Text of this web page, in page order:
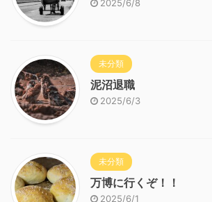
2025/6/8
未分類
泥沼退職
2025/6/3
未分類
万博に行くぞ！！
2025/6/1